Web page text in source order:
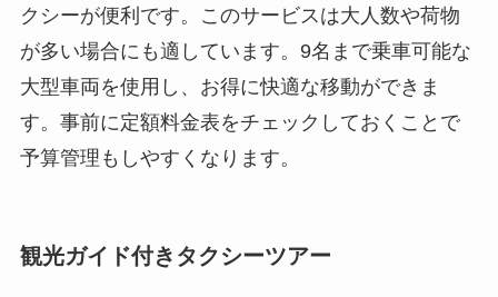
クシーが便利です。このサービスは大人数や荷物
が多い場合にも適しています。9名まで乗車可能な
大型車両を使用し、お得に快適な移動ができま
す。事前に定額料金表をチェックしておくことで
予算管理もしやすくなります。
観光ガイド付きタクシーツアー